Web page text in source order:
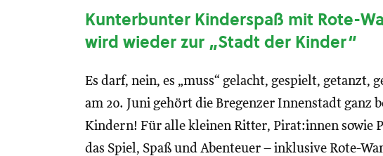
Kunterbunter Kinderspaß mit Rote-
wird wieder zur „Stadt der Kinder“
Es darf, nein, es „muss“ gelacht, gespielt, getanzt,
am 20. Juni gehört die Bregenzer Innenstadt ganz
Kindern! Für alle kleinen Ritter, Pirat:innen sowie
das Spiel, Spaß und Abenteuer – inklusive Rote-